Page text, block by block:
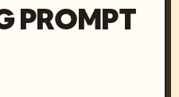
PROMPT